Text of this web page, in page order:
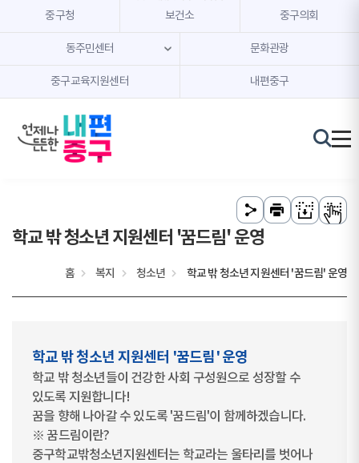
본문 내용 바로가기
주메뉴 바로가기
중구청 보건소 중구의회
동주민센터 문화관광
중구교육지원센터 내편중구
학교 밖 청소년 지원센터 '꿈드림' 운영
홈 복지 청소년 학교 밖 청소년 지원센터 '꿈드림' 운영
학교 밖 청소년 지원센터 '꿈드림' 운영
학교 밖 청소년들이 건강한 사회 구성원으로 성장할 수
있도록 지원합니다!
꿈을 향해 나아갈 수 있도록 '꿈드림'이 함께하겠습니다.
※ 꿈드림이란?
중구학교밖청소년지원센터는 학교라는 울타리를 벗어나